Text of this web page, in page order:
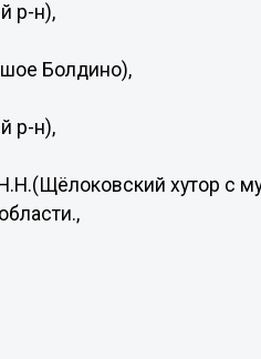
р-н),
Болдино),
р-н),
хутор с